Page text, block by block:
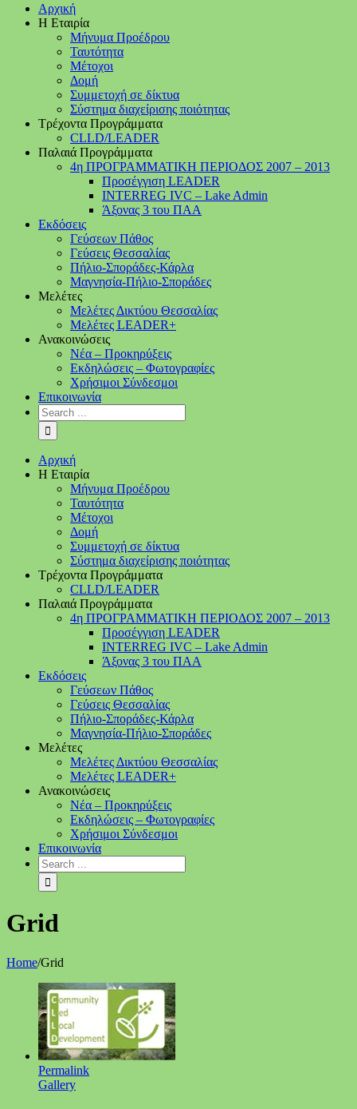
Αρχική
Η Εταιρία
Μήνυμα Προέδρου
Ταυτότητα
Μέτοχοι
Δομή
Συμμετοχή σε δίκτυα
Σύστημα διαχείρισης ποιότητας
Τρέχοντα Προγράμματα
CLLD/LEADER
Παλαιά Προγράμματα
4η ΠΡΟΓΡΑΜΜΑΤΙΚΗ ΠΕΡΙΟΔΟΣ 2007 – 2013
Προσέγγιση LEADER
INTERREG IVC – Lake Admin
Άξονας 3 του ΠΑΑ
Εκδόσεις
Γεύσεων Πάθος
Γεύσεις Θεσσαλίας
Πήλιο-Σποράδες-Κάρλα
Μαγνησία-Πήλιο-Σποράδες
Μελέτες
Μελέτες Δικτύου Θεσσαλίας
Μελέτες LEADER+
Ανακοινώσεις
Νέα – Προκηρύξεις
Εκδηλώσεις – Φωτογραφίες
Χρήσιμοι Σύνδεσμοι
Επικοινωνία
Αρχική
Η Εταιρία
Μήνυμα Προέδρου
Ταυτότητα
Μέτοχοι
Δομή
Συμμετοχή σε δίκτυα
Σύστημα διαχείρισης ποιότητας
Τρέχοντα Προγράμματα
CLLD/LEADER
Παλαιά Προγράμματα
4η ΠΡΟΓΡΑΜΜΑΤΙΚΗ ΠΕΡΙΟΔΟΣ 2007 – 2013
Προσέγγιση LEADER
INTERREG IVC – Lake Admin
Άξονας 3 του ΠΑΑ
Εκδόσεις
Γεύσεων Πάθος
Γεύσεις Θεσσαλίας
Πήλιο-Σποράδες-Κάρλα
Μαγνησία-Πήλιο-Σποράδες
Μελέτες
Μελέτες Δικτύου Θεσσαλίας
Μελέτες LEADER+
Ανακοινώσεις
Νέα – Προκηρύξεις
Εκδηλώσεις – Φωτογραφίες
Χρήσιμοι Σύνδεσμοι
Επικοινωνία
Grid
Home/Grid
Permalink
Gallery